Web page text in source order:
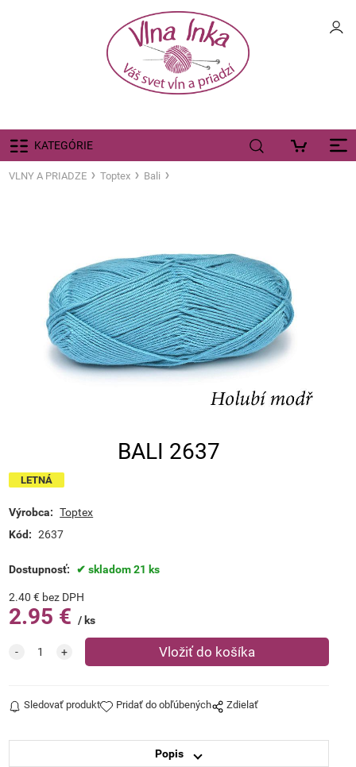
KATEGÓRIE
VLNY A PRIADZE Toptex Bali
BALI 2637
LETNÁ
Výrobca: Toptex
Kód: 2637
Dostupnosť: skladom 21 ks
2.40 € bez DPH
2.95 € ks
Sledovať produkt Pridať do obľúbených Zdielať
Popis